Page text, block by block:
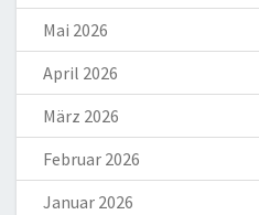
Mai 2026
April 2026
März 2026
Februar 2026
Januar 2026